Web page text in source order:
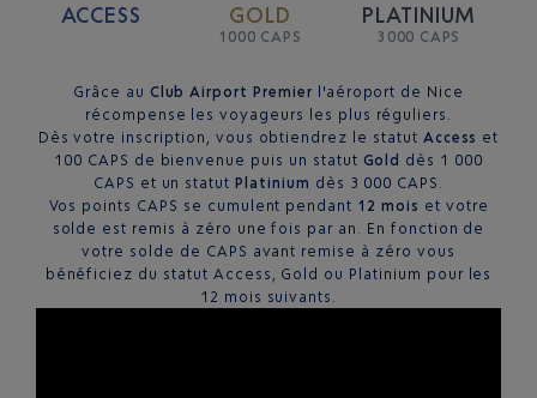
ACCESS GOLD
1000 CAPS
PLATINIUM
3000 CAPS
Grâce au Club Airport Premier l'aéroport de Nice
récompense les voyageurs les plus réguliers.
Dès votre inscription, vous obtiendrez le statut Access et
100 CAPS de bienvenue puis un statut Gold dès 1 000
CAPS et un statutPlatinium dès 3 000 CAPS.
Vos points CAPS se cumulent pendant 12 mois et votre
solde est remis à zéro une fois par an. En fonction de
votre solde de CAPS avant remise à zéro vous
bénéficiez du statut Access, Gold ou Platinium pour les
12 mois suivants.